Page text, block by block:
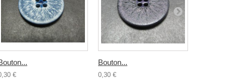
€
Bouton...
0,30 €